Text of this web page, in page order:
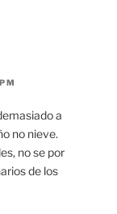
a
no nieve.
no se por
de los